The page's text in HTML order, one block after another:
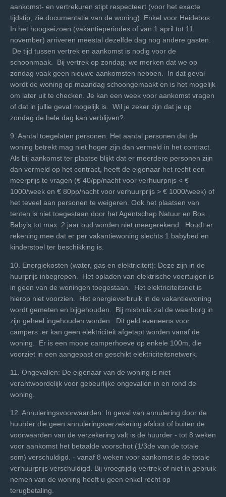
aankomst- en vertrekuren stipt respecteert (voor het exacte
tijdstip, zie documentatie van de woning). Enkel voor Heidebos:
In het hoogseizoen (vakantieperiodes of van 1 april tot 11
november) arriveren meestal dezelfde dag nog andere gasten.
De tijd tussen vertrek en aankomst is nodig voor de
schoonmaak. Bij vertrek op zondag: we merken dat we op
zondag vaak geen nieuwe aankomsten hebben. In dat geval
wordt de woning op maandag schoongemaakt en is het mogelijk
om later uit te checken. Je kan een week voor aankomst vragen
of dat in jullie geval mogelijk is. Wil je zeker zijn dat je op
zondag de hele dag kan verblijven?
9. Aantal toegelaten personen: Het aantal personen dat de
woning betrekt mag niet hoger zijn dan vermeld in het contract.
Als bij aankomst ter plaatse blijkt dat er meerdere personen zijn
dan vermeld op het contract, heeft de eigenaar het recht een
meerprijs te vragen (€ 40/pp/nacht voor verhuurprijs < €
1000/week en € 80pp/nacht voor verhuurprijs > € 1000/week) of
het teveel aan personen te weigeren. Ook het plaatsen van
tenten is niet toegestaan door het Agentschap Natuur en Bos.
Baby’s tot max. 2 jaar oud worden niet meegerekend. Houdt er
rekening mee dat er per vakantiewoning slechts 1 babybed en
kinderstoel ter beschikking is.
10. Energiekosten (water, gas en elektriciteit): Deze zijn in de
huurprijs inbegrepen. Het opladen van elektrische voertuigen is
in geen van de woningen toegestaan. Het elektriciteitsnet is
hierop niet voorzien. Het energieverbruik in de vakantiewoning
wordt gemeten en bijgehouden. Bij misbruik zal de waarborg in
zijn geheel ingehouden worden. Dit geld eveneens voor
campers: er kan geen elektriciteit afgetapt worden vanaf de
woning. Er is een mooie camperhoeve op enkele 100m, die
voorziet in een aangepast en geschikt elektriciteitsnetwerk.
11. Ongevallen: De eigenaar van de woning is niet
verantwoordelijk voor gebeurlijke ongevallen in en rond de
woning.
12. Annuleringsvoorwaarden: In geval van annulering door de
huurder die geen annuleringsverzekering afsloot of buiten de
voorwaarden van de verzekering valt is de huurder - tot 8 weken
voor aankomst het betaalde voorschot (1/3de van de totale
som) verschuldigd. - vanaf 8 weken voor aankomst is de totale
verhuurprijs verschuldigd. Bij vroegtijdig vertrek of niet in gebruik
nemen van de woning heeft u geen enkel recht op
terugbetaling.